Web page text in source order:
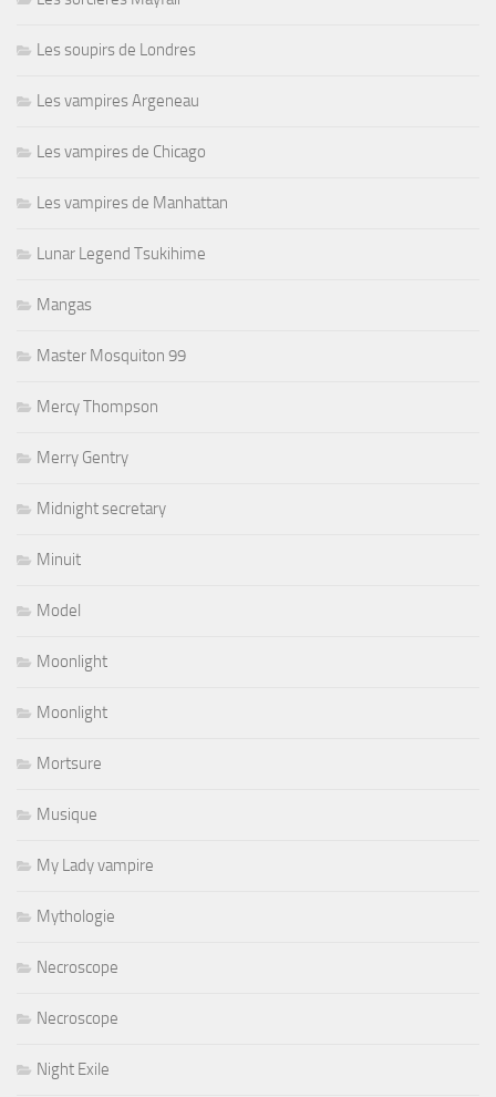
Les soupirs de Londres
Les vampires Argeneau
Les vampires de Chicago
Les vampires de Manhattan
Lunar Legend Tsukihime
Mangas
Master Mosquiton 99
Mercy Thompson
Merry Gentry
Midnight secretary
Minuit
Model
Moonlight
Moonlight
Mortsure
Musique
My Lady vampire
Mythologie
Necroscope
Necroscope
Night Exile